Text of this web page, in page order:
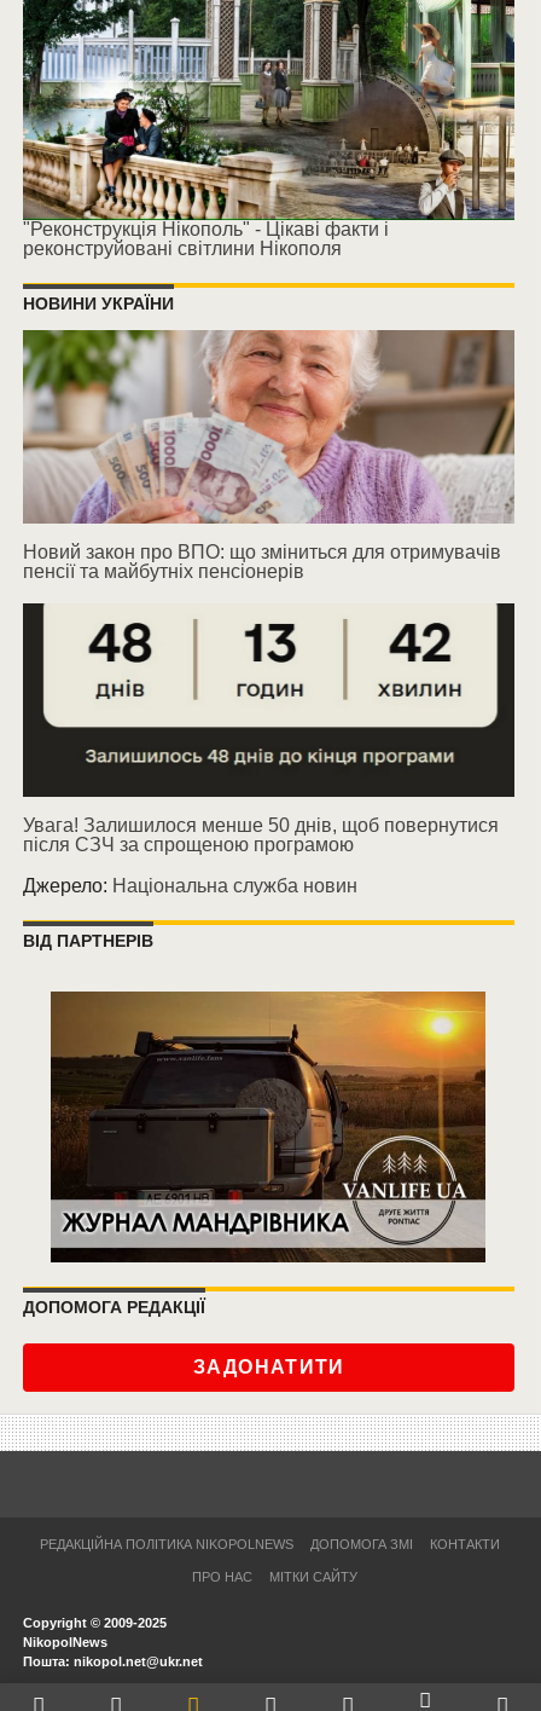
"Реконструкція Нікополь" - Цікаві факти і
реконструйовані світлини Нікополя
НОВИНИ УКРАЇНИ
Новий закон про ВПО: що зміниться для отримувачів
пенсії та майбутніх пенсіонерів
Увага! Залишилося менше 50 днів, щоб повернутися
після СЗЧ за спрощеною програмою
Джерело: Національна служба новин
ВІД ПАРТНЕРІВ
ДОПОМОГА РЕДАКЦІЇ
ЗАДОНАТИТИ
РЕДАКЦІЙНА ПОЛІТИКА NIKOPOLNEWS ДОПОМОГА ЗМІ КОНТАКТИ
ПРО НАС МІТКИ САЙТУ
Copyright © 2009-2025
NikopolNews
Пошта: nikopol.net@ukr.net